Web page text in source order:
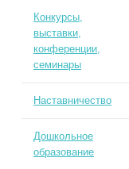
Конкурсы,
выставки,
конференции,
семинары
Наставничество
Дошкольное
образование